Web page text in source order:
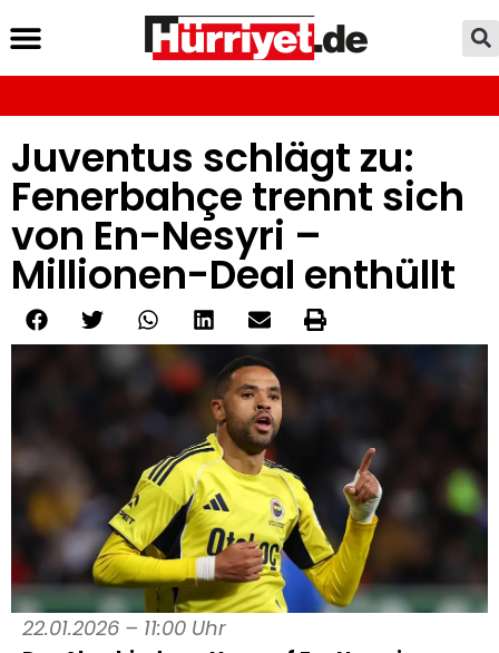
Juventus schlägt zu:
Fenerbahçe trennt sich
von En-Nesyri –
Millionen-Deal enthüllt
22.01.2026 – 11:00 Uhr